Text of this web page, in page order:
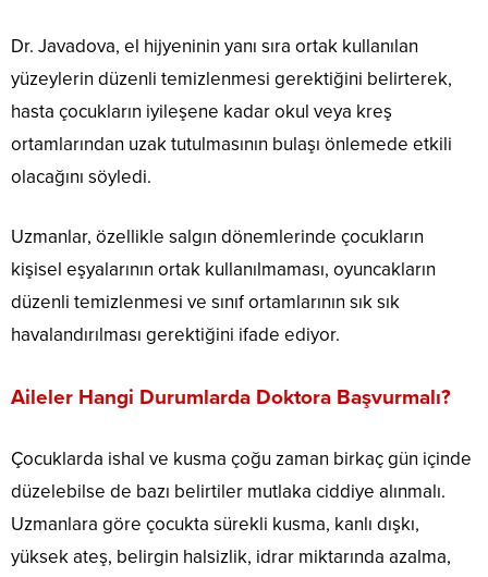
Dr. Javadova, el hijyeninin yanı sıra ortak kullanılan
yüzeylerin düzenli temizlenmesi gerektiğini belirterek,
hasta çocukların iyileşene kadar okul veya kreş
ortamlarından uzak tutulmasının bulaşı önlemede etkili
olacağını söyledi.
Uzmanlar, özellikle salgın dönemlerinde çocukların
kişisel eşyalarının ortak kullanılmaması, oyuncakların
düzenli temizlenmesi ve sınıf ortamlarının sık sık
havalandırılması gerektiğini ifade ediyor.
Aileler Hangi Durumlarda Doktora Başvurmalı?
Çocuklarda ishal ve kusma çoğu zaman birkaç gün içinde
düzelebilse de bazı belirtiler mutlaka ciddiye alınmalı.
Uzmanlara göre çocukta sürekli kusma, kanlı dışkı,
yüksek ateş, belirgin halsizlik, idrar miktarında azalma,